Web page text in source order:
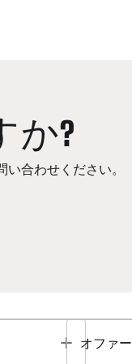
か?
合わせください。
Toggle
オファー